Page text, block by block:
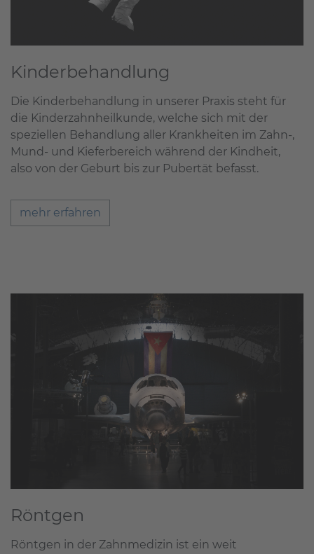
Kinderbehandlung
Die Kinderbehandlung in unserer Praxis steht für
die Kinderzahnheilkunde, welche sich mit der
speziellen Behandlung aller Krankheiten im Zahn-,
Mund- und Kieferbereich während der Kindheit,
also von der Geburt bis zur Pubertät befasst.
mehr erfahren
Röntgen
Röntgen in der Zahnmedizin ist ein weit